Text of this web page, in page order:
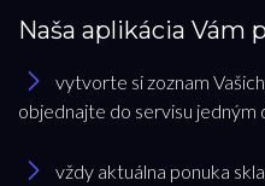
Naša aplikácia Vám
vytvorte si zoznam
objednajte do servisu jedným
vždy aktuálna ponuka